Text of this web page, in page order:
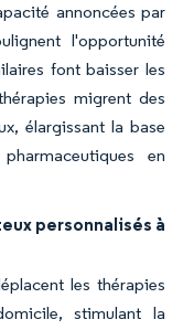
annoncées par
l'opportunité
font baisser les
migrent des
élargissant la base
en
personnalisés à
les thérapies
stimulant la